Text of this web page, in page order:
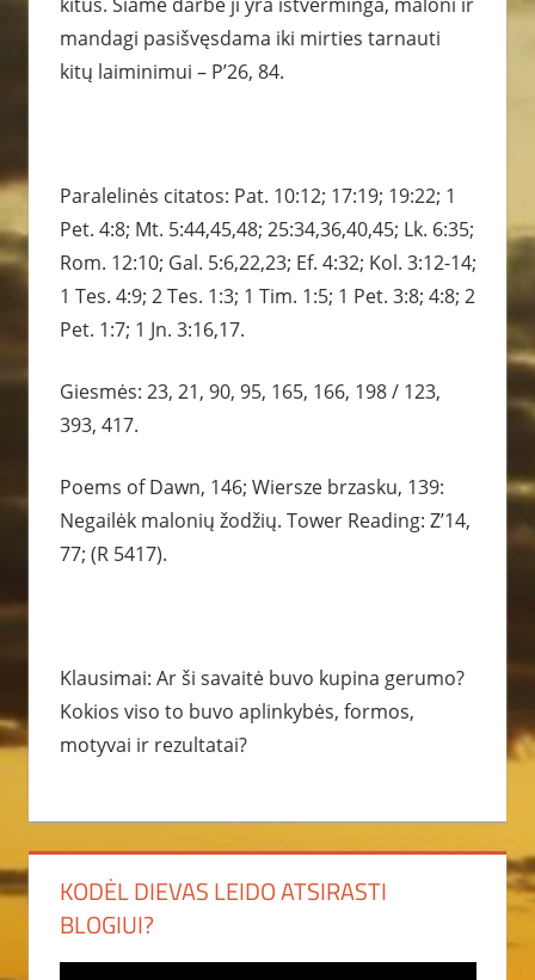
mandagi pasišvęsdama iki mirties tarnauti
kitų laiminimui – P’26, 84.
Paralelinės citatos: Pat. 10:12; 17:19; 19:22; 1
Pet. 4:8; Mt. 5:44,45,48; 25:34,36,40,45; Lk. 6:35;
Rom. 12:10; Gal. 5:6,22,23; Ef. 4:32; Kol. 3:12-14;
1 Tes. 4:9; 2 Tes. 1:3; 1 Tim. 1:5; 1 Pet. 3:8; 4:8; 2
Pet. 1:7; 1 Jn. 3:16,17.
Giesmės: 23, 21, 90, 95, 165, 166, 198 / 123,
393, 417.
Poems of Dawn, 146; Wiersze brzasku, 139:
Negailėk malonių žodžių. Tower Reading: Z’14,
77; (R 5417).
Klausimai: Ar ši savaitė buvo kupina gerumo?
Kokios viso to buvo aplinkybės, formos,
motyvai ir rezultatai?
KODĖL DIEVAS LEIDO ATSIRASTI
BLOGIUI?